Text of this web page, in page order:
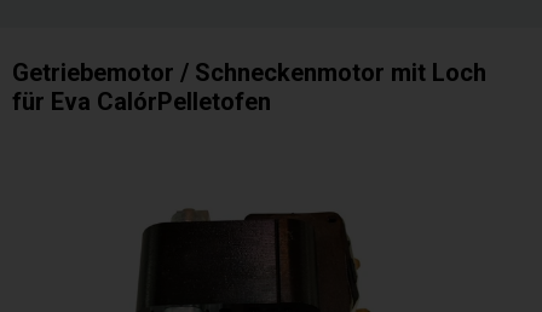
Getriebemotor / Schneckenmotor mit Loch
für Eva CalórPelletofen